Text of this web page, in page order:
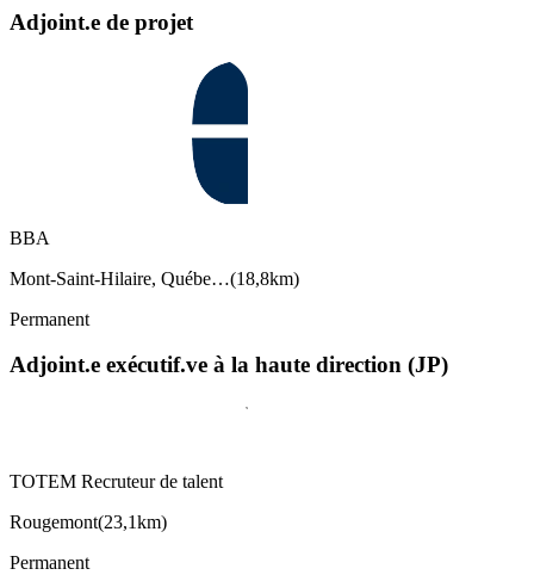
Adjoint.e de projet
BBA
Mont-Saint-Hilaire, Québe…(18,8km)
Permanent
Adjoint.e exécutif.ve à la haute direction (JP)
TOTEM Recruteur de talent
Rougemont(23,1km)
Permanent